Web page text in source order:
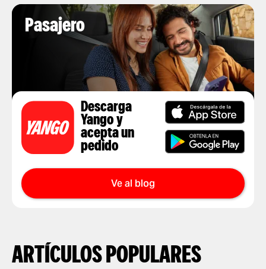
Pasajero
Descarga
Yango y
acepta un
pedido
Ve al blog
ARTÍCULOS POPULARES